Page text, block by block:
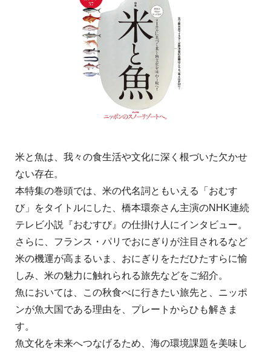
米と魚は、我々の食生活や文化に深く根づいた欠かせ
ない存在。
本特集の巻頭では、米の代名詞ともいえる「おむす
び」をタイトルにした、橋本環奈さん主演のNHK連続
テレビ小説『おむすび』の仕掛け人にインタビュー。
さらに、フランス・パリでおにぎりが注目されるなど
米の機運が高まるいま、おにぎりをただひたすらに愉
しみ、米の魅力に触れられる旅先などをご紹介。
魚においては、この秋食べに行きたい旅先と、ニッポ
ンが魚大国である理由を、プレートからひも解きま
す。
魚文化を未来へつなげるため、海の環境課題を美味し